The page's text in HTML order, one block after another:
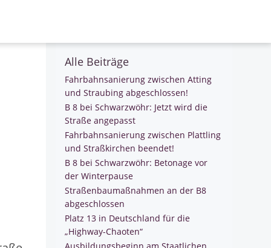
Alle Beiträge
Fahrbahnsanierung zwischen Atting
und Straubing abgeschlossen!
B 8 bei Schwarzwöhr: Jetzt wird die
Straße angepasst
Fahrbahnsanierung zwischen Plattling
und Straßkirchen beendet!
B 8 bei Schwarzwöhr: Betonage vor
der Winterpause
Straßenbaumaßnahmen an der B8
abgeschlossen
Platz 13 in Deutschland für die
„Highway-Chaoten“